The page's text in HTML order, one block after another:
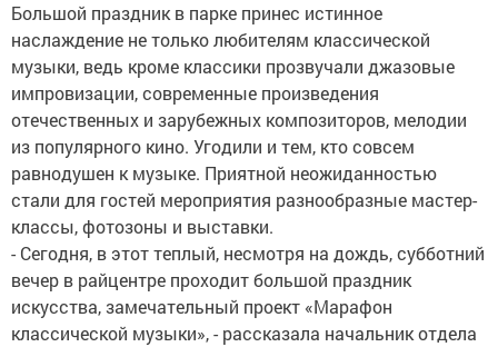
Большой праздник в парке принес истинное
наслаждение не только любителям классической
музыки, ведь кроме классики прозвучали джазовые
импровизации, современные произведения
отечественных и зарубежных композиторов, мелодии
из популярного кино. Угодили и тем, кто совсем
равнодушен к музыке. Приятной неожиданностью
стали для гостей мероприятия разнообразные мастер-
классы, фотозоны и выставки.
- Сегодня, в этот теплый, несмотря на дождь, субботний
вечер в райцентре проходит большой праздник
искусства, замечательный проект «Марафон
классической музыки», - рассказала начальник отдела